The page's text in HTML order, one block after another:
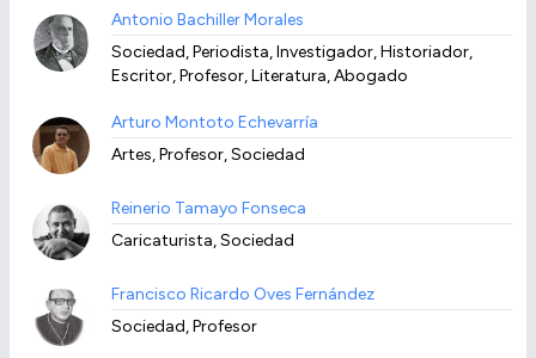
Antonio Bachiller Morales
Sociedad, Periodista, Investigador, Historiador,
Escritor, Profesor, Literatura, Abogado
Arturo Montoto Echevarría
Artes, Profesor, Sociedad
Reinerio Tamayo Fonseca
Caricaturista, Sociedad
Francisco Ricardo Oves Fernández
Sociedad, Profesor